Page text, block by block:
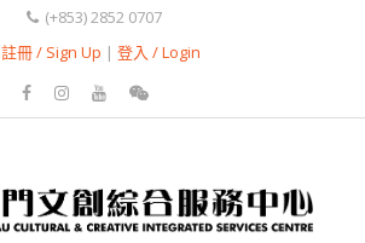
(+853) 2852 0707
註冊 / Sign Up | 登入 / Login